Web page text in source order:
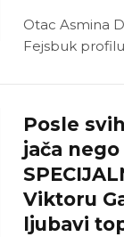
Otac Asmina
Fejsbuk
Posle
jača
Viktoru
ljubavi